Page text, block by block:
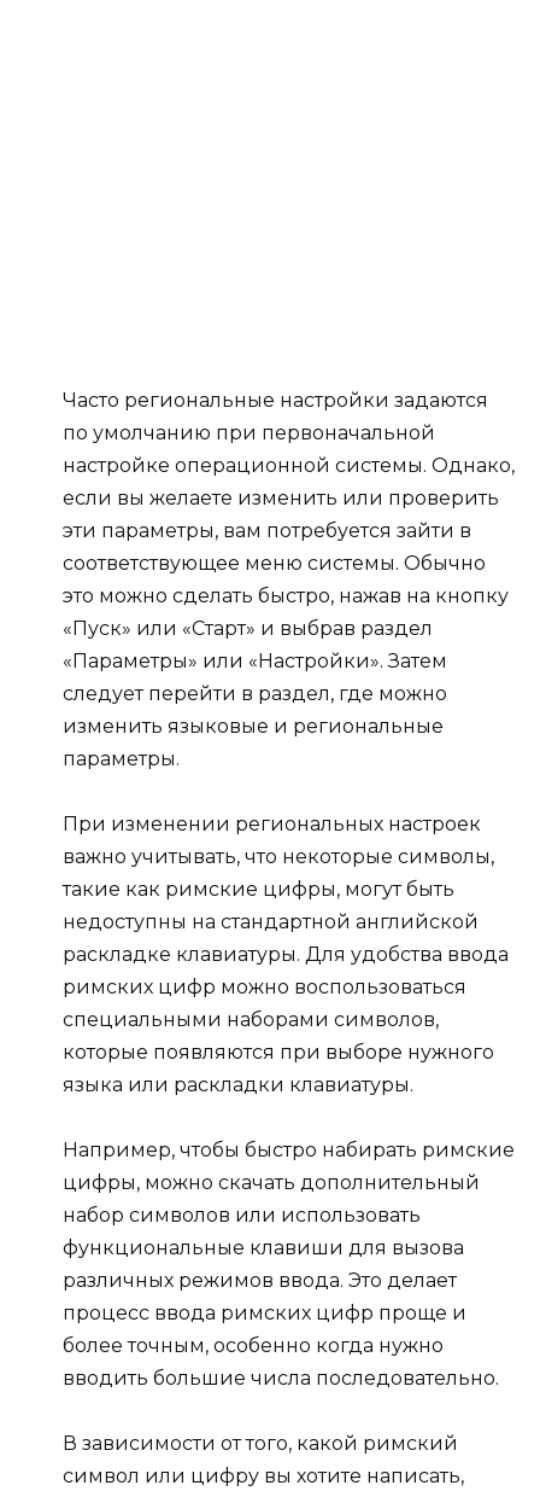
Часто региональные настройки задаются
по умолчанию при первоначальной
настройке операционной системы. Однако,
если вы желаете изменить или проверить
эти параметры, вам потребуется зайти в
соответствующее меню системы. Обычно
это можно сделать быстро, нажав на кнопку
«Пуск» или «Старт» и выбрав раздел
«Параметры» или «Настройки». Затем
следует перейти в раздел, где можно
изменить языковые и региональные
параметры.
При изменении региональных настроек
важно учитывать, что некоторые символы,
такие как римские цифры, могут быть
недоступны на стандартной английской
раскладке клавиатуры. Для удобства ввода
римских цифр можно воспользоваться
специальными наборами символов,
которые появляются при выборе нужного
языка или раскладки клавиатуры.
Например, чтобы быстро набирать римские
цифры, можно скачать дополнительный
набор символов или использовать
функциональные клавиши для вызова
различных режимов ввода. Это делает
процесс ввода римских цифр проще и
более точным, особенно когда нужно
вводить большие числа последовательно.
В зависимости от того, какой римский
символ или цифру вы хотите написать,